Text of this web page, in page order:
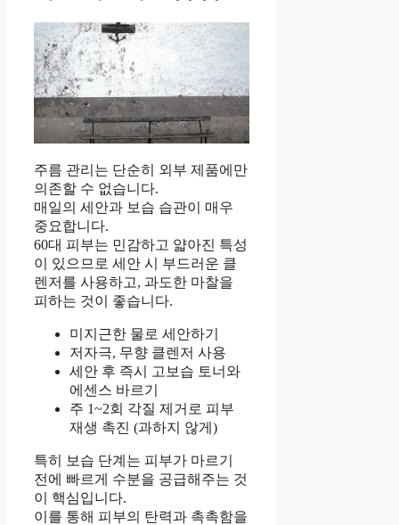
주름 관리는 단순히 외부 제품에만
의존할 수 없습니다.
매일의 세안과 보습 습관이 매우
중요합니다.
60대 피부는 민감하고 얇아진 특성
이 있으므로 세안 시 부드러운 클
렌저를 사용하고, 과도한 마찰을
피하는 것이 좋습니다.
미지근한 물로 세안하기
저자극, 무향 클렌저 사용
세안 후 즉시 고보습 토너와
에센스 바르기
주 1~2회 각질 제거로 피부
재생 촉진 (과하지 않게)
특히 보습 단계는 피부가 마르기
전에 빠르게 수분을 공급해주는 것
이 핵심입니다.
이를 통해 피부의 탄력과 촉촉함을